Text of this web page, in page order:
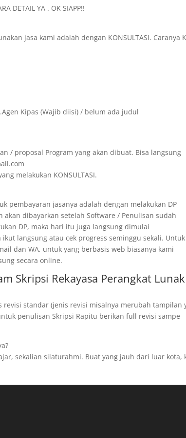
DETAIL YA . OK SIAPP!!
jasa kami adalah dengan KONSULTASI. Caranya
Kipas (Wajib diisi) / belum ada judul
/ proposal Program yang akan dibuat. Bisa langsung
melakukan KONSULTASI.
pembayaran jasanya adalah dengan melakukan DP
akan dibayarkan setelah Software / Penulisan sudah
DP, maka hari itu juga langsung dimulai
langsung atau cek progress seminggu sekali. Untuk
dan WA, untuk yang berbasis web biasanya kami
secara online.
Skripsi Rekayasa Perangkat Lunak
standar (jenis revisi misalnya merubah tampilan
penulisan Skripsi Rapitu berikan full revisi sampe
sekalian silaturahmi. Buat yang jauh dari luar kota,